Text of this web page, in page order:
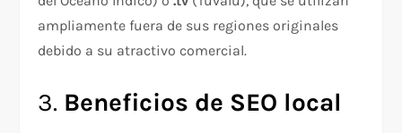
ampliamente fuera de sus regiones originales
debido a su atractivo comercial.
3. Beneficios de SEO local